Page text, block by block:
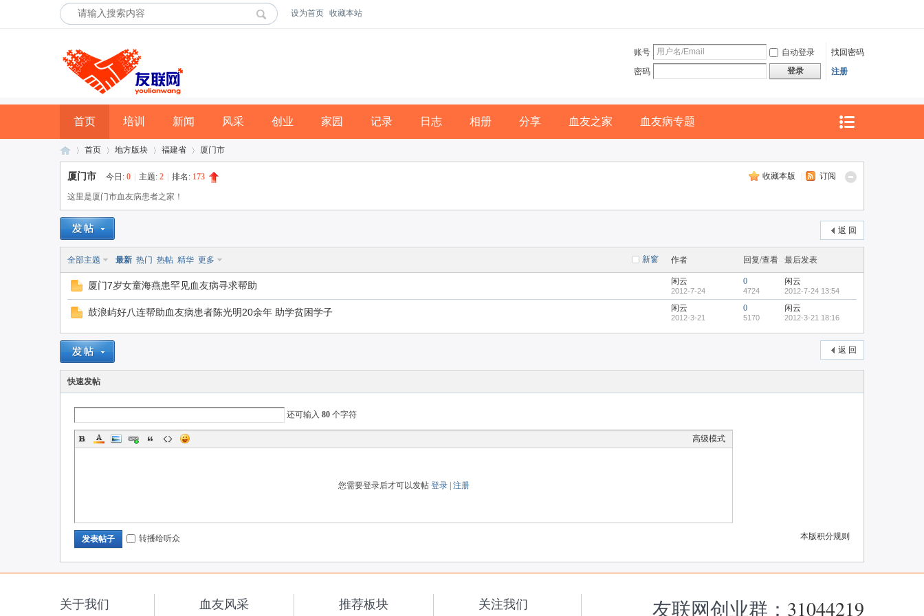
设为首页 收藏本站
账号 自动登录
找回密码
密码
登录 注册
首页 培训 新闻 风采 创业 家园 记录 日志 相册 分享 血友之家 血友病专题
友 »
首页
›
地方版块
›
福建省
›
厦门市
收藏本版 订阅
厦门市 今日: 0 主题: 2 排名: 173
这里是厦门市血友病患者之家！
返 回
新窗
全部主题 最新 热门 热帖 精华 更多 作者 回复/查看 最后发表
厦门7岁女童海燕患罕见血友病寻求帮助 闲云
2012-7-24
0
4724
闲云
2012-7-24 13:54
鼓浪屿好八连帮助血友病患者陈光明20余年 助学贫困学子 闲云
2012-3-21
0
5170
闲云
2012-3-21 18:16
返 回
快速发帖
还可输入 80 个字符
高级模式
您需要登录后才可以发帖 登录| 注册
本版积分规则
发表帖子 转播给听众
关于我们 血友风采 推荐板块 关注我们 友联网创业群： 31044219